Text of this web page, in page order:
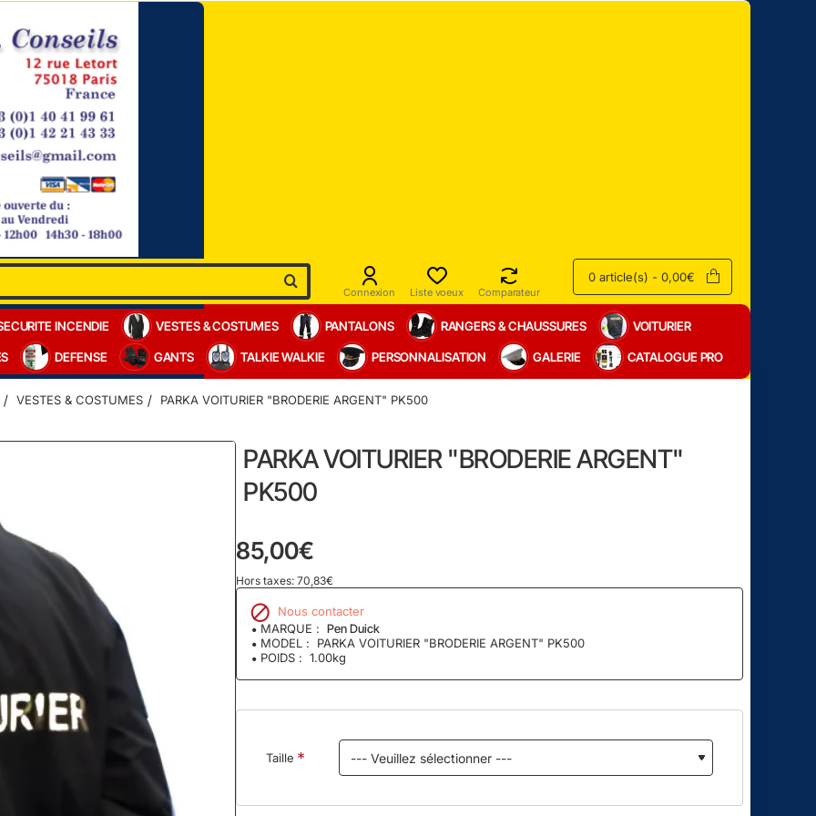
Connexion Liste voeux Comparateur
0 article(s) - 0,00€
INCENDIE VESTES & COSTUMES PANTALONS RANGERS & CHAUSSURES VOITURIER
DEFENSE GANTS TALKIE WALKIE PERSONNALISATION GALERIE CATALOGUE PRO
VESTES & COSTUMES PARKA VOITURIER "BRODERIE ARGENT" PK500
PARKA VOITURIER "BRODERIE ARGENT"
PK500
85,00€
Hors taxes: 70,83€
Nous contacter
MARQUE : Pen Duick
MODEL :
PARKA VOITURIER "BRODERIE ARGENT" PK500
POIDS : 1.00kg
Taille